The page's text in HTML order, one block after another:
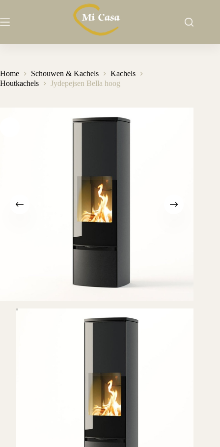
de
Home Schouwen & Kachels
Kachels
Houtkachels
Jydepejsen Bella hoog